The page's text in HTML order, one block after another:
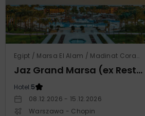
Egipt / Marsa El Alam / Madinat Coraya
Jaz Grand Marsa (ex Resta Grand Resort)
Hotel:5
08.12.2026 - 15.12.2026
Warszawa - Chopin